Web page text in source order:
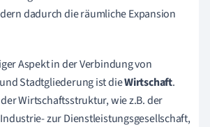
dadurch die räumliche Expansion
Aspekt in der Verbindung von
Stadtgliederung ist dieWirtschaft.
Wirtschaftsstruktur, wie z.B. der
zur Dienstleistungsgesellschaft,